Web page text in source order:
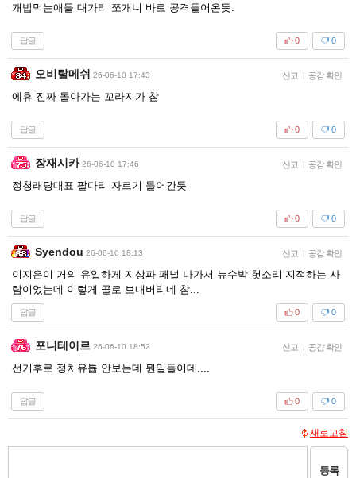
개밥먹는애들 대가리 쪼개니 바로 공격들어온듯.
답글 0
0
오비탈메쉬 26-06-10 17:43 신고 | 공감 확인
에휴 진짜 돌아가는 꼬라지가 참
답글 0
0
장재시카 26-06-10 17:46 신고 | 공감 확인
정청래당대표 팔다리 자르기 들어간듯
답글 0
0
Syendou 26-06-10 18:13 신고 | 공감 확인
이지은이 거의 유일하게 지상파 패널 나가서 뉴수박 헛소리 지적하는 사
람이었는데 이렇게 골로 보내버리네 참...
답글 0
0
포니테이르 26-06-10 18:52 신고 | 공감 확인
선거후로 정치유튭 안보는데 뭔일들이데....
답글 0
0
새로고침
등록